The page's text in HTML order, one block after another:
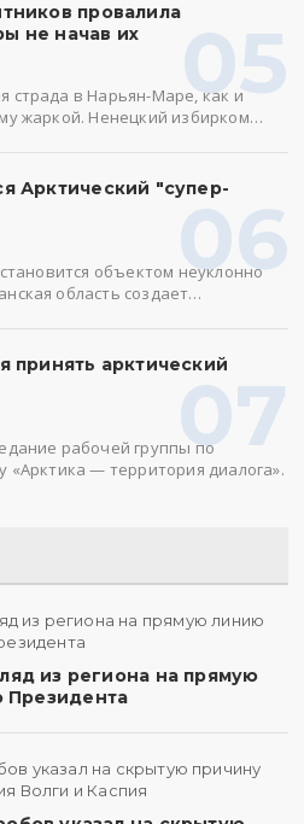
05
провалила
не начав их
страда в Нарьян-Маре, как и
жаркой. Ненецкий избирком…
06
Арктический "супер-
объектом неуклонно
область создает…
07
принять арктический
рабочей группы по
«Арктика — территория диалога».
из региона на прямую
Президента